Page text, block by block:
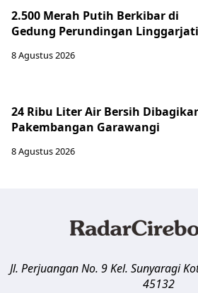
2.500 Merah Putih Berkibar di
Gedung Perundingan Linggarjati
8 Agustus 2026
24 Ribu Liter Air Bersih
Pakembangan Garawangi
8 Agustus 2026
Jl. Perjuangan No. 9 Kel. Sunyaragi
45132